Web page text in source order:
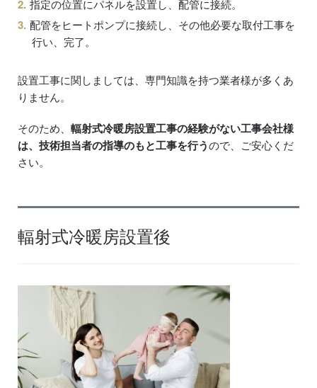
指定の位置にパネルを設置し、配管に接続。
配管をヒートポンプに接続し、その他必要な取付工事を
行い、完了。
設置工事に関しましては、専門知識を持つ業者様が多くあ
りません。
そのため、 輻射式冷暖房設置工事の経験がない工事会社様
は、技術担当者の指導のもと工事を行うので、ご安心くだ
さい。
輻射式冷暖房設置後